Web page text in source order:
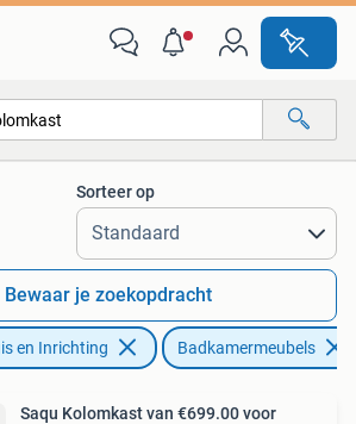
Alle afstanden…
Sorteer op
Bewaar je zoekopdracht
en Inrichting Badkamermeubels
Saqu Kolomkast van €699.00 voor